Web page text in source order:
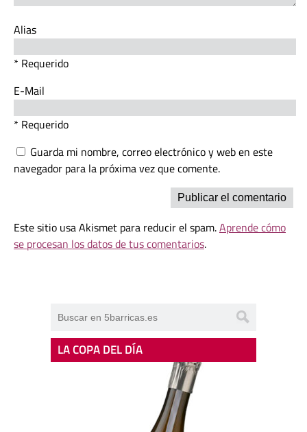
Alias
* Requerido
E-Mail
* Requerido
Guarda mi nombre, correo electrónico y web en este
navegador para la próxima vez que comente.
Este sitio usa Akismet para reducir el spam.Aprende cómo
se procesan los datos de tus comentarios.
LA COPA DEL DÍA